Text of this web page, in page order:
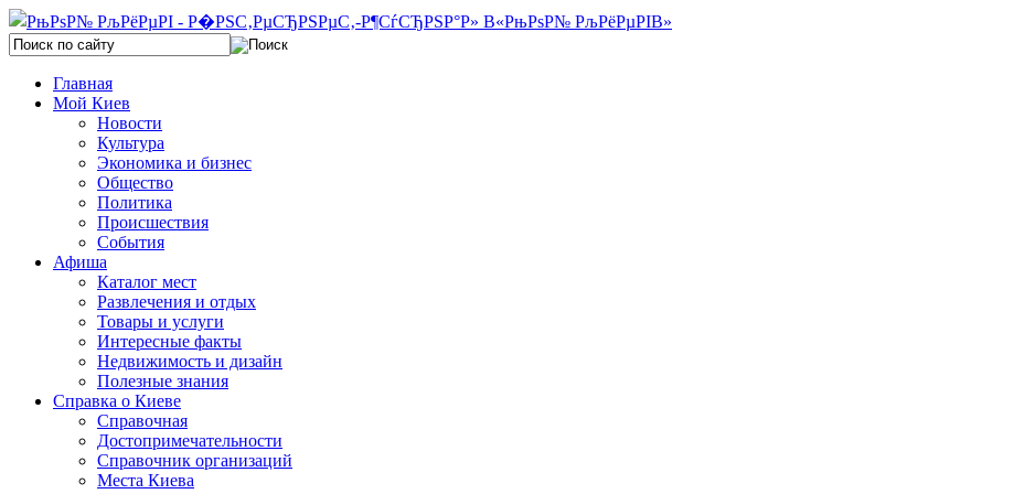
Главная
Мой Киев
Новости
Культура
Экономика и бизнес
Общество
Политика
Происшествия
События
Афиша
Каталог мест
Развлечения и отдых
Товары и услуги
Интересные факты
Недвижимость и дизайн
Полезные знания
Справка о Киеве
Справочная
Достопримечательности
Справочник организаций
Места Киева